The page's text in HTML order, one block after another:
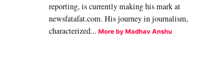
reporting, is currently making his mark at
newsfatafat.com. His journey in journalism,
characterized...More by Madhav Anshu